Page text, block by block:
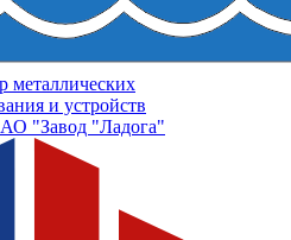
металлических
и устройств
"Завод "Ладога"